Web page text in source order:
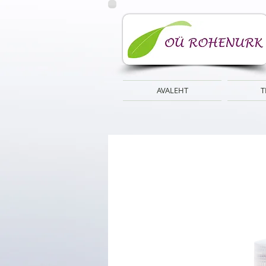
AVALEHT